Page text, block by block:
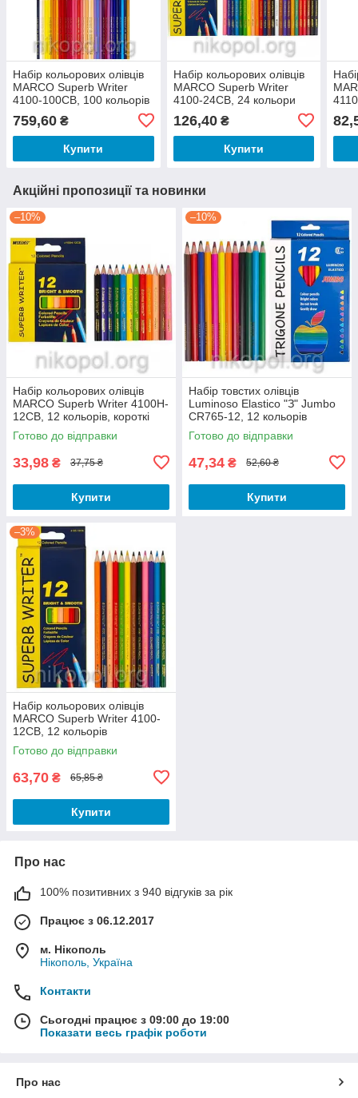
Набір кольорових олівців
MARCO Superb Writer
4100-100CB, 100 кольорів
759,60 ₴
Купити
Набір кольорових олівців
MARCO Superb Writer
4100-24CB, 24 кольори
126,40₴
Купити
Акційні пропозиції та новинки
–10%
Набір кольорових олівців
MARCO Superb Writer 4100H-
12CB, 12 кольорів, короткі
Готово до відправки
33,98 ₴ 37,75 ₴
Купити
–10%
Набір товстих олівців
Luminoso Elastico "З" Jumbo
CR765-12, 12 кольорів
Готово до відправки
47,34 ₴ 52,60 ₴
Купити
–3%
Набір кольорових олівців
MARCO Superb Writer 4100-
12CB, 12 кольорів
Готово до відправки
63,70 ₴ 65,85 ₴
Купити
Про нас
100% позитивних з 940 відгуків за рік
Працює з 06.12.2017
м. Нікополь
Нікополь, Україна
Контакти
Сьогодні працює з 09:00 до 19:00
Показати весь графік роботи
Про нас